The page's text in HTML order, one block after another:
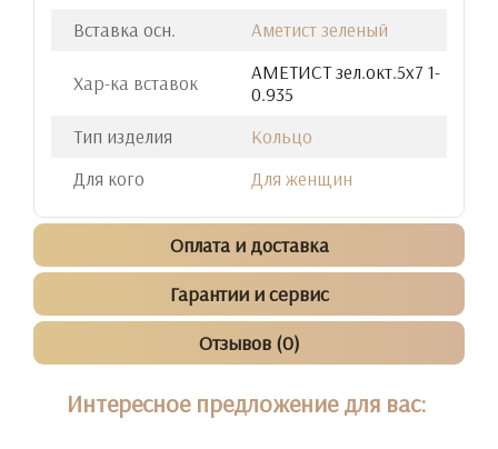
Вставка осн. Аметист зеленый
Хар-ка вставок
АМЕТИСТ зел.окт.5х7 1-
0.935
Тип изделия
Кольцо
Для кого
Для женщин
Оплата и доставка
Гарантии и сервис
Отзывов (0)
Интересное предложение для вас: